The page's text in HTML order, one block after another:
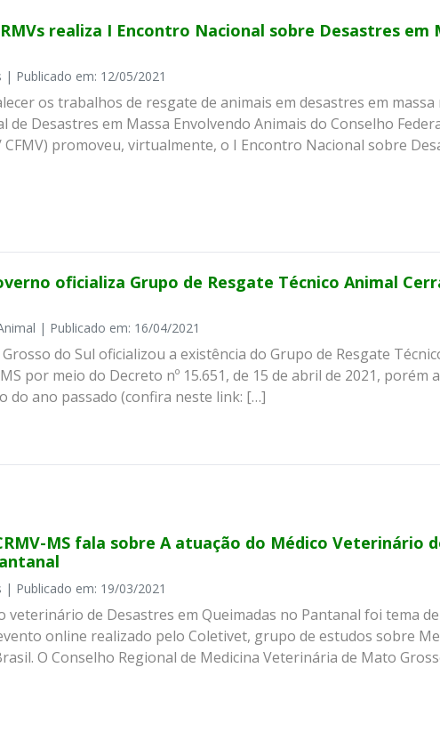
realiza I Encontro Nacional sobre Desastres em
| Publicado em: 12/05/2021
os trabalhos de resgate de animais em desastres em
de Desastres em Massa Envolvendo Animais do Conselho
promoveu, virtualmente, o I Encontro Nacional sobre
oficializa Grupo de Resgate Técnico Animal
| Publicado em: 16/04/2021
do Sul oficializou a existência do Grupo de Resgate
por meio do Decreto nº 15.651, de 15 de abril de 2021, porém
do ano passado (confira neste link: […]
MS fala sobre A atuação do Médico Veterinário
| Publicado em: 19/03/2021
veterinário de Desastres em Queimadas no Pantanal foi tema
online realizado pelo Coletivet, grupo de estudos sobre
O Conselho Regional de Medicina Veterinária de Mato